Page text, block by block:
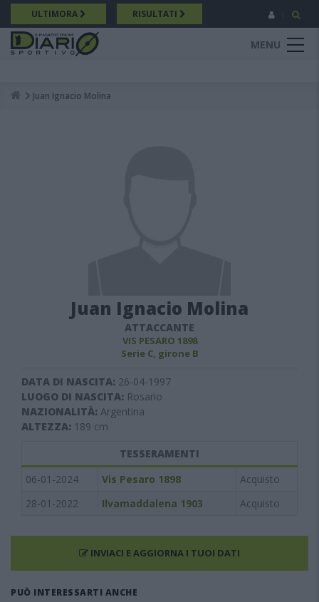
Salta
al
contenuto
principale
ULTIMORA RISULTATI
MENU
Breadcrumb
Juan Ignacio Molina
Juan Ignacio Molina
ATTACCANTE
VIS PESARO 1898
Serie C, girone B
DATA DI NASCITA: 26-04-1997
LUOGO DI NASCITA: Rosario
NAZIONALITÀ: Argentina
ALTEZZA: 189 cm
TESSERAMENTI
06-01-2024
Vis Pesaro 1898
Acquisto
28-01-2022
Ilvamaddalena 1903 Acquisto
INVIACI E AGGIORNA I TUOI DATI
PUÒ INTERESSARTI ANCHE